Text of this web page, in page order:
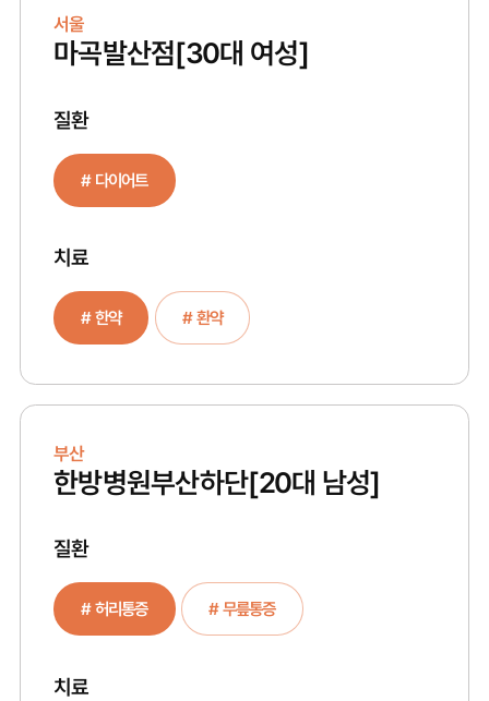
서울
마곡발산점[30대 여성]
질환
# 다이어트
치료
# 한약 # 환약
부산
한방병원부산하단[20대 남성]
질환
# 허리통증 # 무릎통증
치료